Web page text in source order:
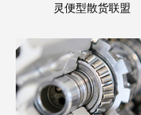
灵便型散货联盟